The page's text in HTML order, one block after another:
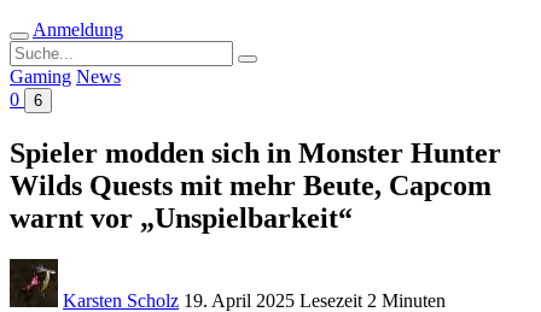
Anmeldung
Suche
nach:
Gaming News
0
6
Spieler modden sich in Monster Hunter
Wilds Quests mit mehr Beute, Capcom
warnt vor „Unspielbarkeit“
Karsten Scholz 19. April 2025 Lesezeit 2 Minuten